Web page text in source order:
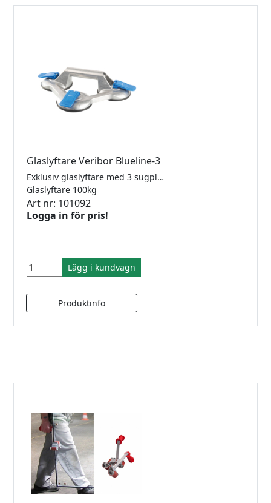
Glaslyftare Veribor Blueline-3
Exklusiv glaslyftare med 3 sugplattor i aluminium med ergonomiskt tvärgrepp. Lyftkraft 100kg
Glaslyftare 100kg
Art nr: 101092
Logga in för pris!
Lägg i kundvagn